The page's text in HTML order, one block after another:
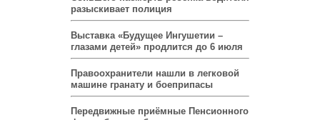
разыскивает полиция
Выставка «Будущее Ингушетии –
глазами детей» продлится до 6 июля
Правоохранители нашли в легковой
машине гранату и боеприпасы
Передвижные приёмные Пенсионного